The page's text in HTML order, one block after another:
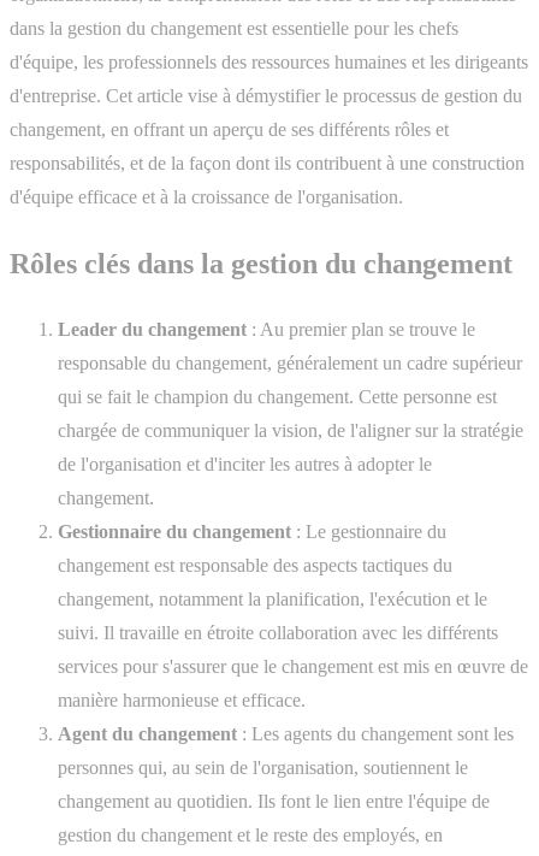
dans la gestion du changement est essentielle pour les chefs
d'équipe, les professionnels des ressources humaines et les dirigeants
d'entreprise. Cet article vise à démystifier le processus de gestion du
changement, en offrant un aperçu de ses différents rôles et
responsabilités, et de la façon dont ils contribuent à une construction
d'équipe efficace et à la croissance de l'organisation.
Rôles clés dans la gestion du changement
Leader du changement : Au premier plan se trouve le
responsable du changement, généralement un cadre supérieur
qui se fait le champion du changement. Cette personne est
chargée de communiquer la vision, de l'aligner sur la stratégie
de l'organisation et d'inciter les autres à adopter le
changement.
Gestionnaire du changement : Le gestionnaire du
changement est responsable des aspects tactiques du
changement, notamment la planification, l'exécution et le
suivi. Il travaille en étroite collaboration avec les différents
services pour s'assurer que le changement est mis en œuvre de
manière harmonieuse et efficace.
Agent du changement : Les agents du changement sont les
personnes qui, au sein de l'organisation, soutiennent le
changement au quotidien. Ils font le lien entre l'équipe de
gestion du changement et le reste des employés, en